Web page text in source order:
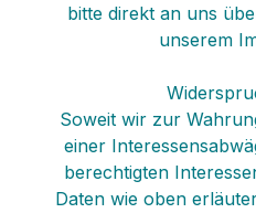
bitte direkt an uns
unserem
Soweit wir zur
einer
berechtigten
Daten wie oben